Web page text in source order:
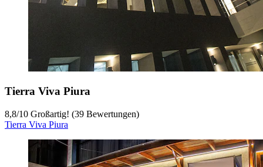
Tierra Viva Piura
8,8/10 Großartig! (39 Bewertungen)
Tierra Viva Piura